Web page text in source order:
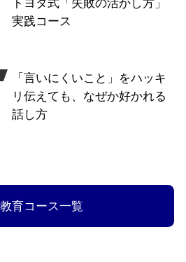
トヨタ式「失敗の活かし方」
実践コース
「言いにくいこと」をハッキ
リ伝えても、なぜか好かれる
話し方
育コース一覧